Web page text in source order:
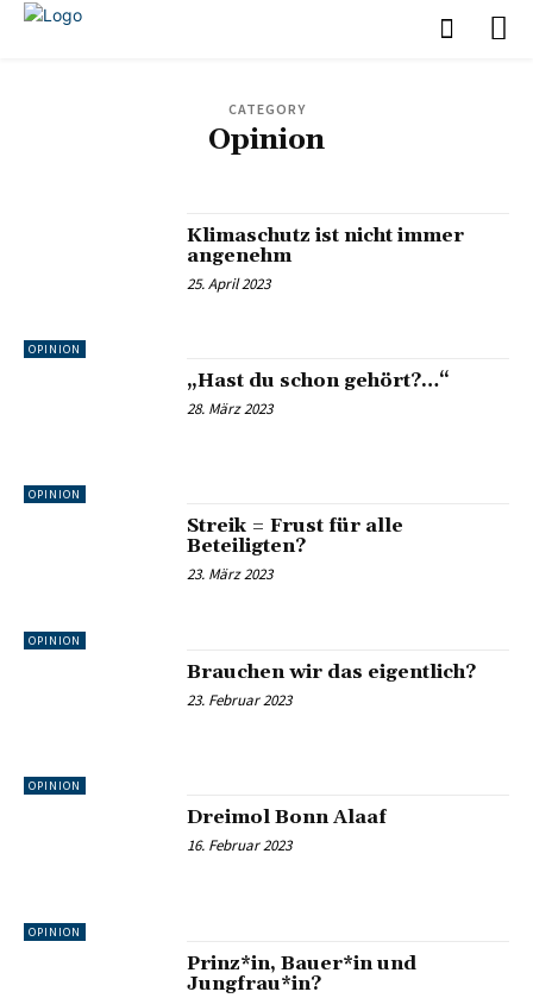
CATEGORY
Opinion
OPINION
Klimaschutz ist nicht immer
angenehm
25. April 2023
OPINION
„Hast du schon gehört?…“
28. März 2023
OPINION
Streik = Frust für alle
Beteiligten?
23. März 2023
OPINION
Brauchen wir das eigentlich?
23. Februar 2023
OPINION
Dreimol Bonn Alaaf
16. Februar 2023
Prinz*in, Bauer*in und
Jungfrau*in?